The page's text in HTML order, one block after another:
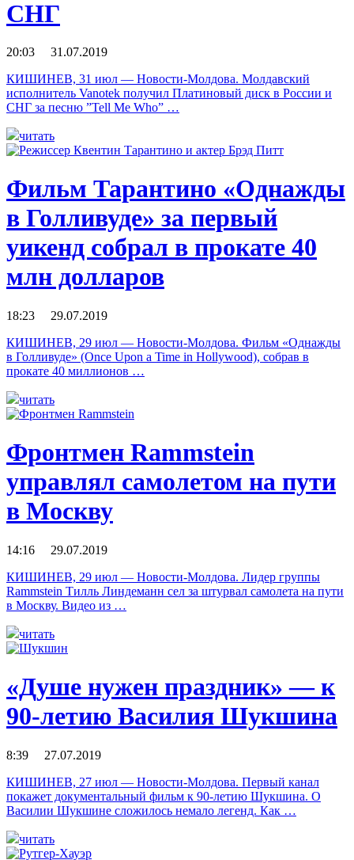
СНГ
20:03 31.07.2019
КИШИНЕВ, 31 июл — Новости-Молдова. Молдавский
исполнитель Vanotek получил Платиновый диск в России и
СНГ за песню ”Tell Me Who” …
читать
Фильм Тарантино «Однажды
в Голливуде» за первый
уикенд собрал в прокате 40
млн долларов
18:23 29.07.2019
КИШИНЕВ, 29 июл — Новости-Молдова. Фильм «Однажды
в Голливуде» (Once Upon a Time in Hollywood), собрав в
прокате 40 миллионов …
читать
Фронтмен Rammstein
управлял самолетом на пути
в Москву
14:16 29.07.2019
КИШИНЕВ, 29 июл — Новости-Молдова. Лидер группы
Rammstein Тилль Линдеманн сел за штурвал самолета на пути
в Москву. Видео из …
читать
«Душе нужен праздник» — к
90-летию Василия Шукшина
8:39 27.07.2019
КИШИНЕВ, 27 июл — Новости-Молдова. Первый канал
покажет документальный фильм к 90-летию Шукшина. О
Василии Шукшине сложилось немало легенд. Как …
читать